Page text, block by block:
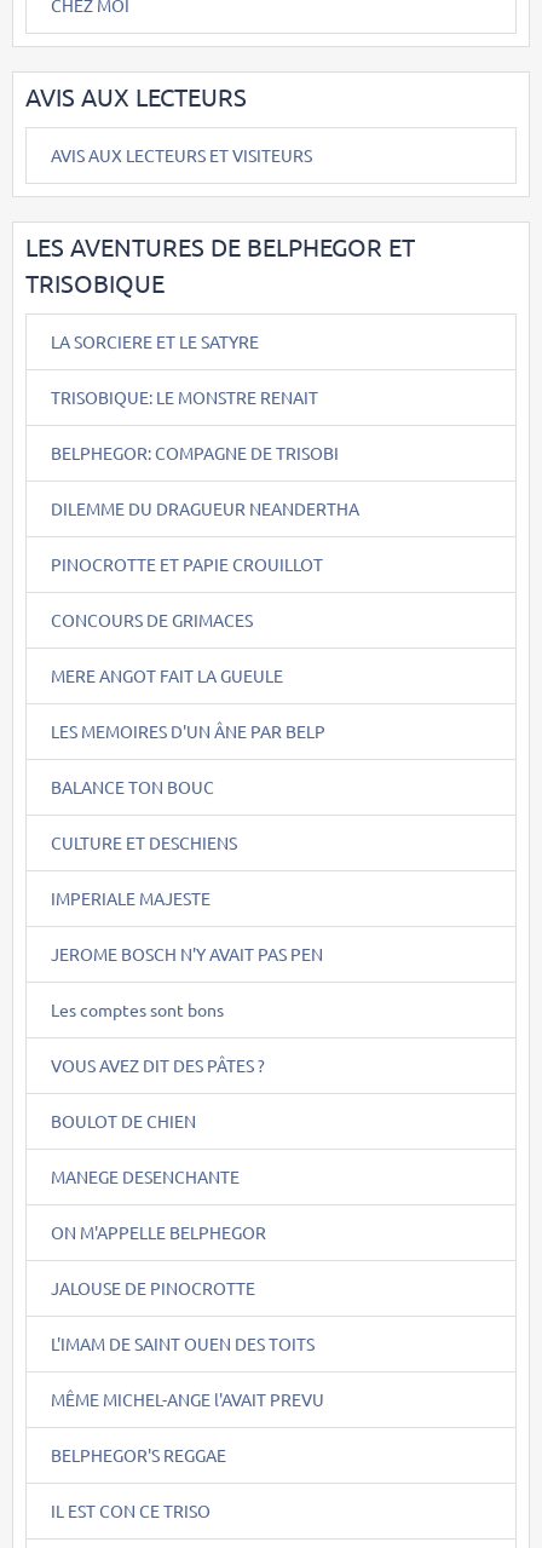
CHEZ MOI
AVIS AUX LECTEURS
AVIS AUX LECTEURS ET VISITEURS
LES AVENTURES DE BELPHEGOR ET
TRISOBIQUE
LA SORCIERE ET LE SATYRE
TRISOBIQUE: LE MONSTRE RENAIT
BELPHEGOR: COMPAGNE DE TRISOBI
DILEMME DU DRAGUEUR NEANDERTHA
PINOCROTTE ET PAPIE CROUILLOT
CONCOURS DE GRIMACES
MERE ANGOT FAIT LA GUEULE
LES MEMOIRES D'UN ÂNE PAR BELP
BALANCE TON BOUC
CULTURE ET DESCHIENS
IMPERIALE MAJESTE
JEROME BOSCH N'Y AVAIT PAS PEN
Les comptes sont bons
VOUS AVEZ DIT DES PÂTES ?
BOULOT DE CHIEN
MANEGE DESENCHANTE
ON M'APPELLE BELPHEGOR
JALOUSE DE PINOCROTTE
L'IMAM DE SAINT OUEN DES TOITS
MÊME MICHEL-ANGE l'AVAIT PREVU
BELPHEGOR'S REGGAE
IL EST CON CE TRISO